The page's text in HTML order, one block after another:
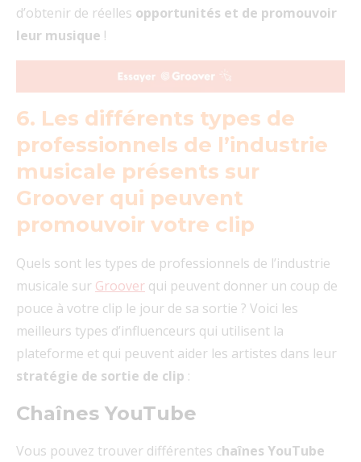
d’obtenir de réelles opportunités et de promouvoir
leur musique !
6. Les différents types de
professionnels de l’industrie
musicale présents sur
Groover qui peuvent
promouvoir votre clip
Quels sont les types de professionnels de l’industrie
musicale sur Groover qui peuvent donner un coup de
pouce à votre clip le jour de sa sortie ? Voici les
meilleurs types d’influenceurs qui utilisent la
plateforme et qui peuvent aider les artistes dans leur
stratégie de sortie de clip :
Chaînes YouTube
Vous pouvez trouver différentes chaînes YouTube